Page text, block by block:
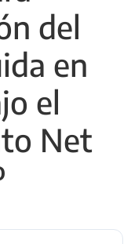
del
en
el
Net